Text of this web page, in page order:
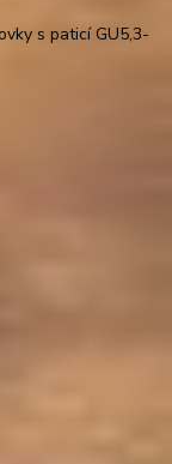
s paticí GU5,3-